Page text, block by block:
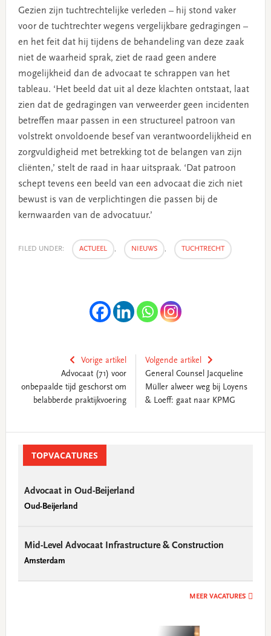
Gezien zijn tuchtrechtelijke verleden – hij stond vaker
voor de tuchtrechter wegens vergelijkbare gedragingen –
en het feit dat hij tijdens de behandeling van deze zaak
niet de waarheid sprak, ziet de raad geen andere
mogelijkheid dan de advocaat te schrappen van het
tableau. ‘Het beeld dat uit al deze klachten ontstaat, laat
zien dat de gedragingen van verweerder geen incidenten
betreffen maar passen in een structureel patroon van
volstrekt onvoldoende besef van verantwoordelijkheid en
zorgvuldigheid met betrekking tot de belangen van zijn
cliënten,’ stelt de raad in haar uitspraak. ‘Dat patroon
schept tevens een beeld van een advocaat die zich niet
bewust is van de verplichtingen die passen bij de
kernwaarden van de advocatuur.’
FILED UNDER: ACTUEEL , NIEUWS , TUCHTRECHT
Vorige artikel
Advocaat (71) voor
onbepaalde tijd geschorst om
belabberde praktijkvoering
Volgende artikel
General Counsel Jacqueline
Müller alweer weg bij Loyens
& Loeff: gaat naar KPMG
SidebarTOPVACATURES
Advocaat in Oud-Beijerland
Oud-Beijerland
Mid-Level Advocaat Infrastructure & Construction
Amsterdam
MEER VACATURES